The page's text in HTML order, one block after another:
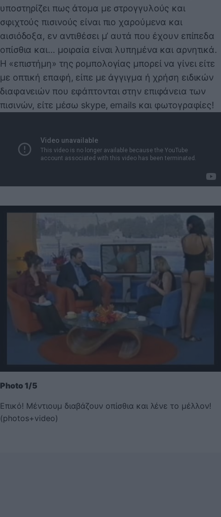
υποστηρίζει πως άτομα με στρογγυλούς και
σφιχτούς πισινούς είναι πιο χαρούμενα και
αισιόδοξα, εν αντιθέσει μ’ αυτά που έχουν επίπεδα
οπίσθια και… μοιραία είναι λυπημένα και αρνητικά.
Η «επιστήμη» της ρομπολογίας μπορεί να γίνει είτε
με οπτική επαφή, είπε με άγγιγμα ή χρήση ειδικών
διαφανειών που εφάπτονται στην επιφάνεια των
πισινών, είτε μέσω skype, emails και φωτογραφίες!
Photo 1/5
Επικό! Μέντιουμ διαβάζουν οπίσθια και λένε το μέλλον!
(photos+video)